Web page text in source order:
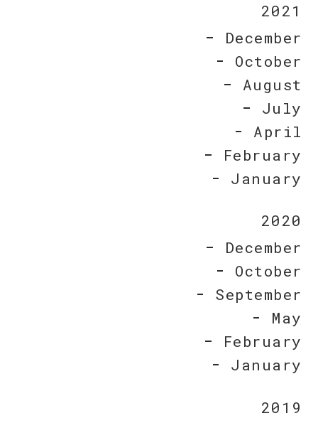
2021
December
October
August
July
April
February
January
2020
December
October
September
May
February
January
2019